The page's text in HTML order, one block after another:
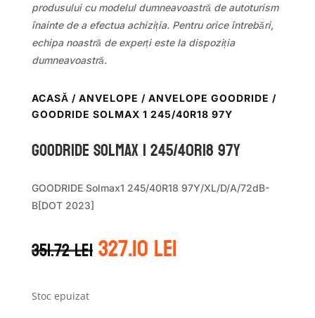
produsului cu modelul dumneavoastră de autoturism
înainte de a efectua achiziția. Pentru orice întrebări,
echipa noastră de experți este la dispoziția
dumneavoastră.
ACASĂ / ANVELOPE / ANVELOPE GOODRIDE /
GOODRIDE SOLMAX 1 245/40R18 97Y
GOODRIDE SOLMAX 1 245/40R18 97Y
GOODRIDE Solmax1 245/40R18 97Y/XL/D/A/72dB-
B[DOT 2023]
351.72leiPrețul
inițial
327.10leiPrețul
curent
Stoc epuizat